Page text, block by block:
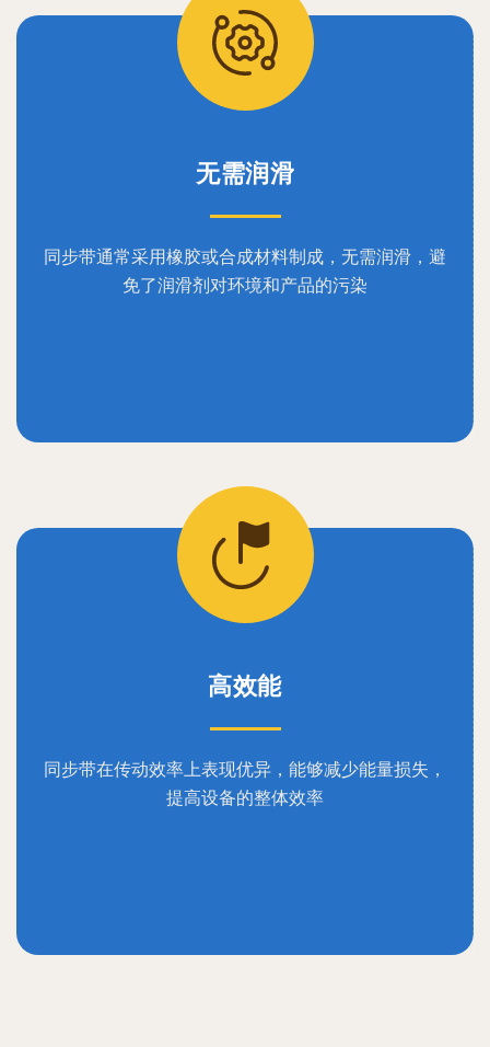
无需润滑
同步带通常采用橡胶或合成材料制成，无需润滑，避
免了润滑剂对环境和产品的污染
高效能
同步带在传动效率上表现优异，能够减少能量损失，
提高设备的整体效率